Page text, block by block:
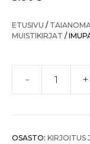
ETUSIVU /
MUISTIKIRJAT /
- +
OSASTO: KIRJOITUS